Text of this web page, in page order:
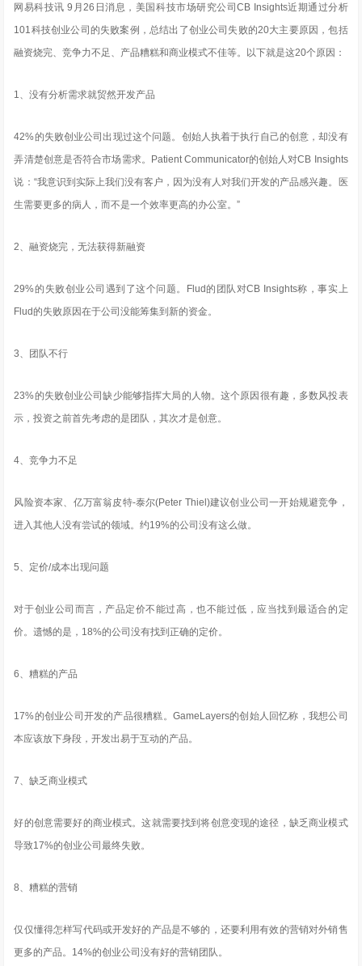
网易科技讯 9月26日消息，美国科技市场研究公司CB Insights近期通过分析
101科技创业公司的失败案例，总结出了创业公司失败的20大主要原因，包括
融资烧完、竞争力不足、产品糟糕和商业模式不佳等。以下就是这20个原因：
1、没有分析需求就贸然开发产品
42%的失败创业公司出现过这个问题。创始人执着于执行自己的创意，却没有
弄清楚创意是否符合市场需求。Patient Communicator的创始人对CB Insights
说：“我意识到实际上我们没有客户，因为没有人对我们开发的产品感兴趣。医
生需要更多的病人，而不是一个效率更高的办公室。”
2、融资烧完，无法获得新融资
29%的失败创业公司遇到了这个问题。Flud的团队对CB Insights称，事实上
Flud的失败原因在于公司没能筹集到新的资金。
3、团队不行
23%的失败创业公司缺少能够指挥大局的人物。这个原因很有趣，多数风投表
示，投资之前首先考虑的是团队，其次才是创意。
4、竞争力不足
风险资本家、亿万富翁皮特-泰尔(Peter Thiel)建议创业公司一开始规避竞争，
进入其他人没有尝试的领域。约19%的公司没有这么做。
5、定价/成本出现问题
对于创业公司而言，产品定价不能过高，也不能过低，应当找到最适合的定
价。遗憾的是，18%的公司没有找到正确的定价。
6、糟糕的产品
17%的创业公司开发的产品很糟糕。GameLayers的创始人回忆称，我想公司
本应该放下身段，开发出易于互动的产品。
7、缺乏商业模式
好的创意需要好的商业模式。这就需要找到将创意变现的途径，缺乏商业模式
导致17%的创业公司最终失败。
8、糟糕的营销
仅仅懂得怎样写代码或开发好的产品是不够的，还要利用有效的营销对外销售
更多的产品。14%的创业公司没有好的营销团队。